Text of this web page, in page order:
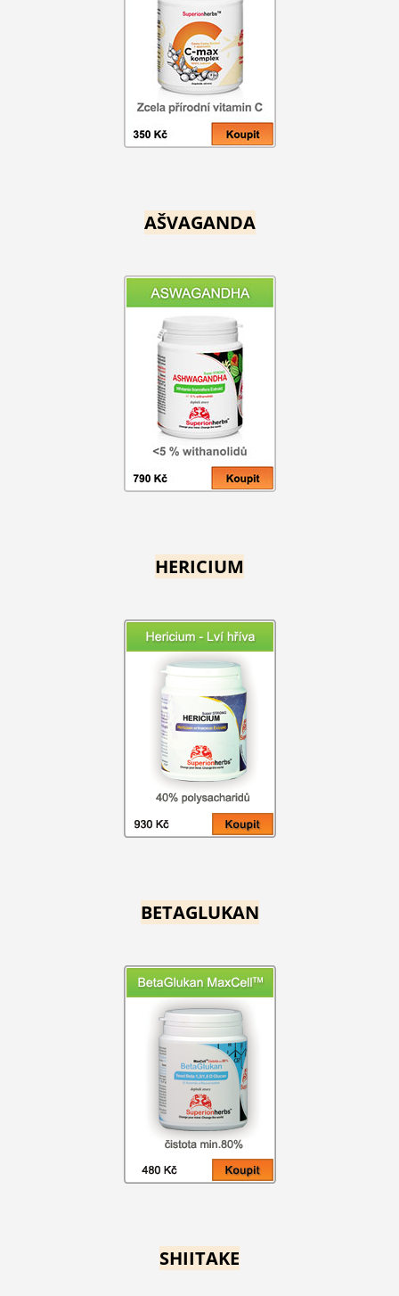
AŠVAGANDA
HERICIUM
BETAGLUKAN
SHIITAKE